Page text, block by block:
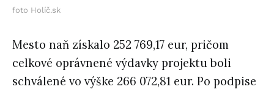
foto Holíč.sk
Mesto naň získalo 252 769,17 eur, pričom
celkové oprávnené výdavky projektu boli
schválené vo výške 266 072,81 eur. Po podpise